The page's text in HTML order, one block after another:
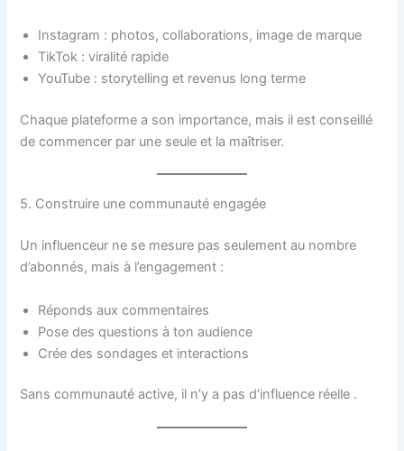
Instagram : photos, collaborations, image de marque
TikTok : viralité rapide
YouTube : storytelling et revenus long terme
Chaque plateforme a son importance, mais il est conseillé
de commencer par une seule et la maîtriser.
5. Construire une communauté engagée
Un influenceur ne se mesure pas seulement au nombre
d’abonnés, mais à l’engagement :
Réponds aux commentaires
Pose des questions à ton audience
Crée des sondages et interactions
Sans communauté active, il n’y a pas d’influence réelle .